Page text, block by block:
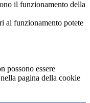
il funzionamento della
al funzionamento potete
possono essere
pagina della cookie